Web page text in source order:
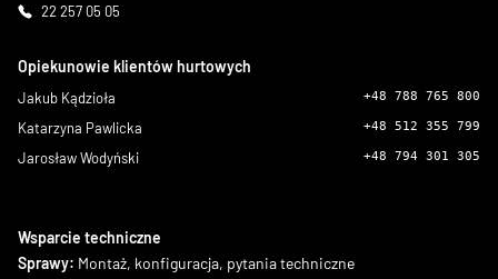
22 257 05 05
Opiekunowie klientów hurtowych
Jakub Kądzioła +48 788 765 800
Katarzyna Pawlicka +48 512 355 799
Jarosław Wodyński +48 794 301 305
Wsparcie techniczne
Sprawy: Montaż, konfiguracja, pytania techniczne